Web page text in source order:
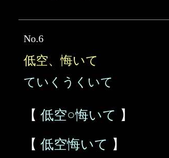
No.6
低空、悔いて
ていくうくいて
【 低空○悔いて 】
【 低空悔いて 】